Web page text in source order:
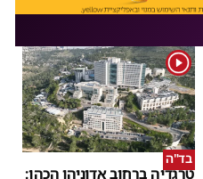
1
בד"ה
טרגדיה ברחוב אדוניהו הכהן: